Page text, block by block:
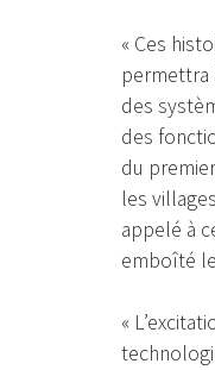
« Ces
permettra
des
des
du
les
appelé à
emboîté
«